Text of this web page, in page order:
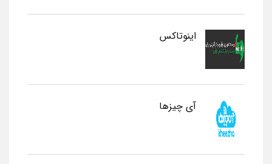
اینوتاکس
آی چیزها